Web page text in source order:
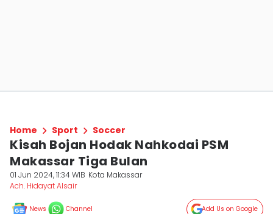
Home Sport Soccer
Kisah Bojan Hodak Nahkodai PSM
Makassar Tiga Bulan
01 Jun 2024, 11:34 WIB Kota Makassar
Ach. Hidayat Alsair
News Channel Add Us on Google